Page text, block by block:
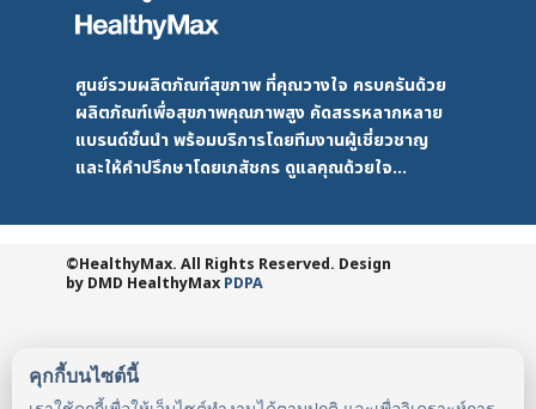
คุกกี้บนไซต์นี้
ศูนย์รวมผลิตภัณฑ์สุขภาพ ที่คุณวางใจ ครบครันด้วย
ผลิตภัณฑ์เพื่อสุขภาพคุณภาพสูง คัดสรรหลากหลาย
แบรนด์ชั้นนำ พร้อมบริการโดยทีมงานผู้เชี่ยวชาญ
และให้คำปรึกษาโดยเภสัชกร ดูแลคุณด้วยใจ...
©HealthyMax. All Rights Reserved. Design
by DMD HealthyMax PDPA